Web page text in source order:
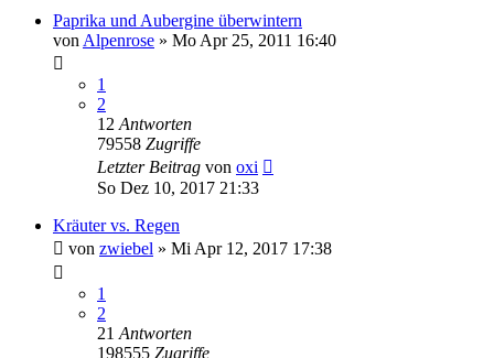
Paprika und Aubergine überwintern
von Alpenrose » Mo Apr 25, 2011 16:40
1
2
12 Antworten
79558 Zugriffe
Letzter Beitrag von oxi
So Dez 10, 2017 21:33
Kräuter vs. Regen
von zwiebel » Mi Apr 12, 2017 17:38
1
2
21 Antworten
198555 Zugriffe